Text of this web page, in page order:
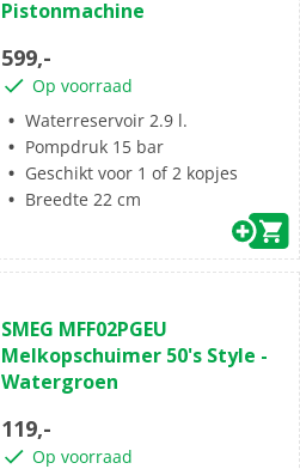
5
Pistonmachine
599,-
Op voorraad
Waterreservoir 2.9 l.
Pompdruk 15 bar
Geschikt voor 1 of 2 kopjes
Breedte 22 cm
van
de
5
SMEG MFF02PGEU
Melkopschuimer 50's Style -
Watergroen
119,-
Op voorraad